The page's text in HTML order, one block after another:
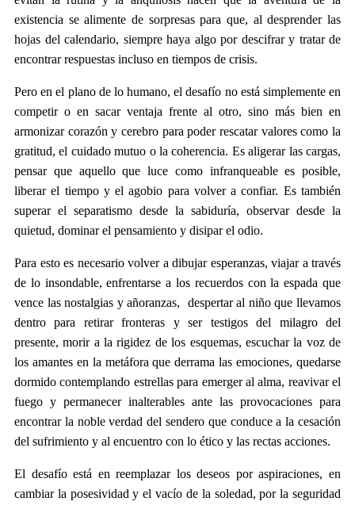
existencia se alimente de sorpresas para que, al desprender las
hojas del calendario, siempre haya algo por descifrar y tratar de
encontrar respuestas incluso en tiempos de crisis.
Pero en el plano de lo humano, el desafío no está simplemente en
competir o en sacar ventaja frente al otro, sino más bien en
armonizar corazón y cerebro para poder rescatar valores como la
gratitud, el cuidado mutuo o la coherencia. Es aligerar las cargas,
pensar que aquello que luce como infranqueable es posible,
liberar el tiempo y el agobio para volver a confiar. Es también
superar el separatismo desde la sabiduría, observar desde la
quietud, dominar el pensamiento y disipar el odio.
Para esto es necesario volver a dibujar esperanzas, viajar a través
de lo insondable, enfrentarse a los recuerdos con la espada que
vence las nostalgias y añoranzas, despertar al niño que llevamos
dentro para retirar fronteras y ser testigos del milagro del
presente, morir a la rigidez de los esquemas, escuchar la voz de
los amantes en la metáfora que derrama las emociones, quedarse
dormido contemplando estrellas para emerger al alma, reavivar el
fuego y permanecer inalterables ante las provocaciones para
encontrar la noble verdad del sendero que conduce a la cesación
del sufrimiento y al encuentro con lo ético y las rectas acciones.
El desafío está en reemplazar los deseos por aspiraciones, en
cambiar la posesividad y el vacío de la soledad, por la seguridad